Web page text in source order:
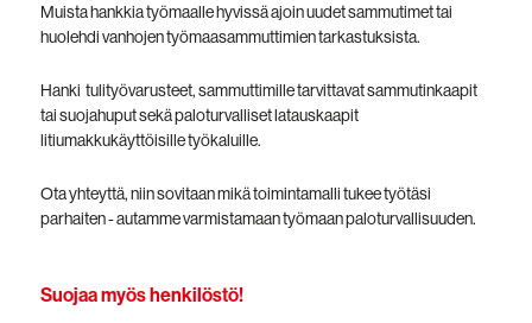
Muista hankkia työmaalle hyvissä ajoin uudet sammutimet tai
huolehdi vanhojen työmaasammuttimien tarkastuksista.
Hanki tulityövarusteet, sammuttimille tarvittavat sammutinkaapit
tai suojahuput sekä paloturvalliset latauskaapit
litiumakkukäyttöisille työkaluille.
Ota yhteyttä, niin sovitaan mikä toimintamalli tukee työtäsi
parhaiten - autamme varmistamaan työmaan paloturvallisuuden.
Suojaa myös henkilöstö!